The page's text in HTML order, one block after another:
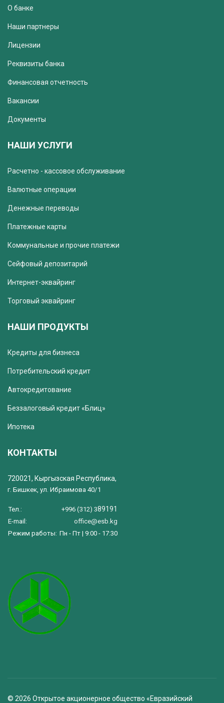
О банке
Наши партнеры
Лицензии
Реквизиты банка
Финансовая отчетность
Вакансии
Документы
НАШИ УСЛУГИ
Расчетно - кассовое обслуживание
Валютные операции
Денежные переводы
Платежные карты
Коммунальные и прочие платежи
Сейфовый депозитарий
Интернет-эквайринг
Торговый эквайринг
НАШИ ПРОДУКТЫ
Кредиты для бизнеса
Потребительский кредит
Автокредитование
Беззалоговый кредит «Блиц»
Ипотека
КОНТАКТЫ
720021, Кыргызская Республика,
г. Бишкек, ул. Ибраимова 40/1
Тел.: +996 (312) 389191
E-mail:
office@esb.kg
Режим работы: Пн - Пт | 9:00 - 17:30
© 2026 Открытое акционерное общество «Евразийский